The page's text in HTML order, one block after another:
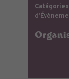
Catégories